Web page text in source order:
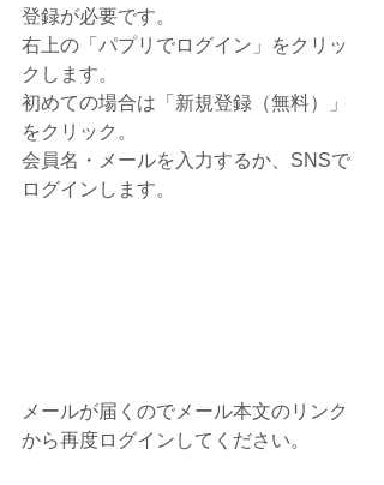
登録が必要です。
右上の「パプリでログイン」をクリッ
クします。
初めての場合は「新規登録（無料）」
をクリック。
会員名・メールを入力するか、SNSで
ログインします。
メールが届くのでメール本文のリンク
から再度ログインしてください。